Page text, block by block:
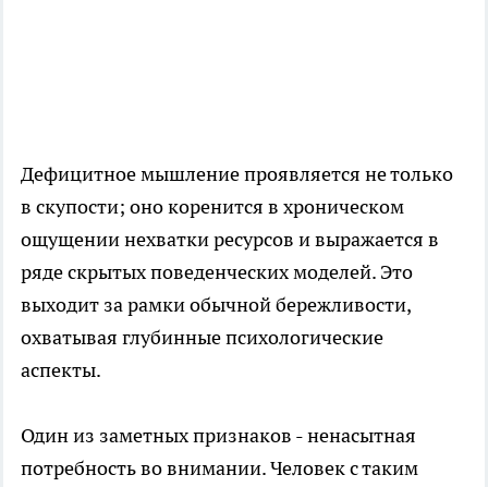
Дефицитное мышление проявляется не только
в скупости; оно коренится в хроническом
ощущении нехватки ресурсов и выражается в
ряде скрытых поведенческих моделей. Это
выходит за рамки обычной бережливости,
охватывая глубинные психологические
аспекты.
Один из заметных признаков - ненасытная
потребность во внимании. Человек с таким